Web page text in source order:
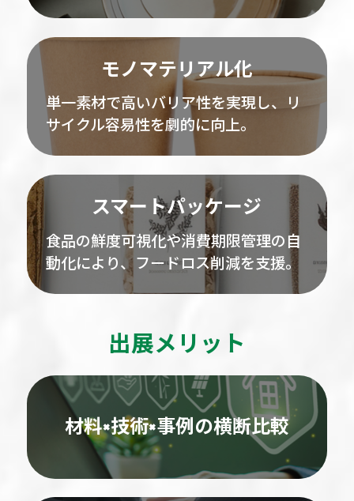
モノマテリアル化
単一素材で高いバリア性を実現し、リ
サイクル容易性を劇的に向上。
スマートパッケージ
食品の鮮度可視化や消費期限管理の自
動化により、フードロス削減を支援。
出展メリット
材料×技術×事例の横断比較